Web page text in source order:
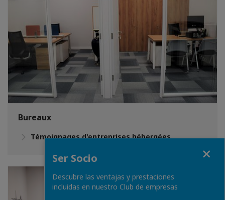
Bureaux
Témoignages d'entreprises hébergées
Ser Socio
Descubre las ventajas y prestaciones
incluidas en nuestro Club de empresas